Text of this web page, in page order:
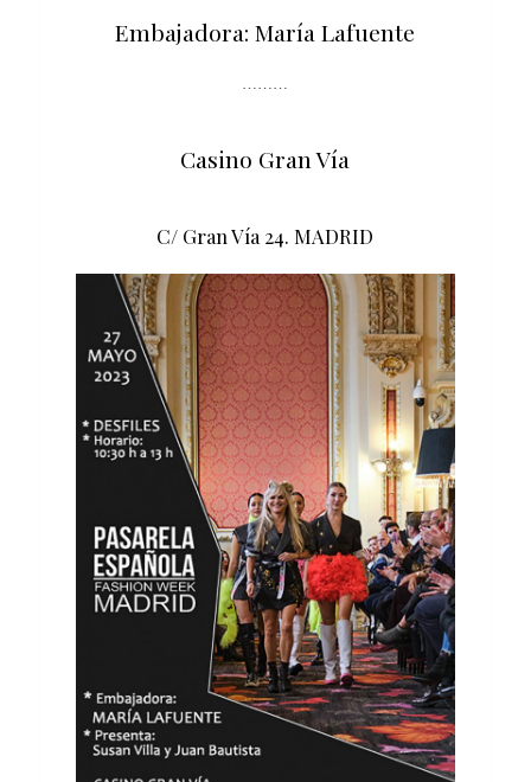
Embajadora: María Lafuente
………
Casino Gran Vía
C/ Gran Vía 24. MADRID